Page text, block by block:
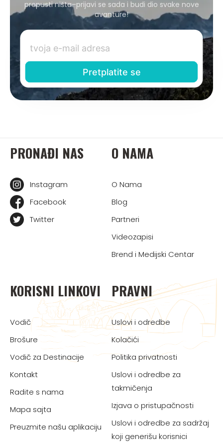
propusti ništa–prijavi se sada i budi dio svake nove
avanture!
PRONAĐI NAS
Instagram
Facebook
Twitter
O NAMA
O Nama
Blog
Partneri
Videozapisi
Brend i Medijski Centar
KORISNI LINKOVI
Vodič
Brošure
Vodič za Destinacije
Kontakt
Radite s nama
Mapa sajta
Preuzmite našu aplikaciju
PRAVNI
Uslovi i odredbe
Kolačići
Politika privatnosti
Uslovi i odredbe za
takmičenja
Izjava o pristupačnosti
Uslovi i odredbe za sadržaj
koji generišu korisnici